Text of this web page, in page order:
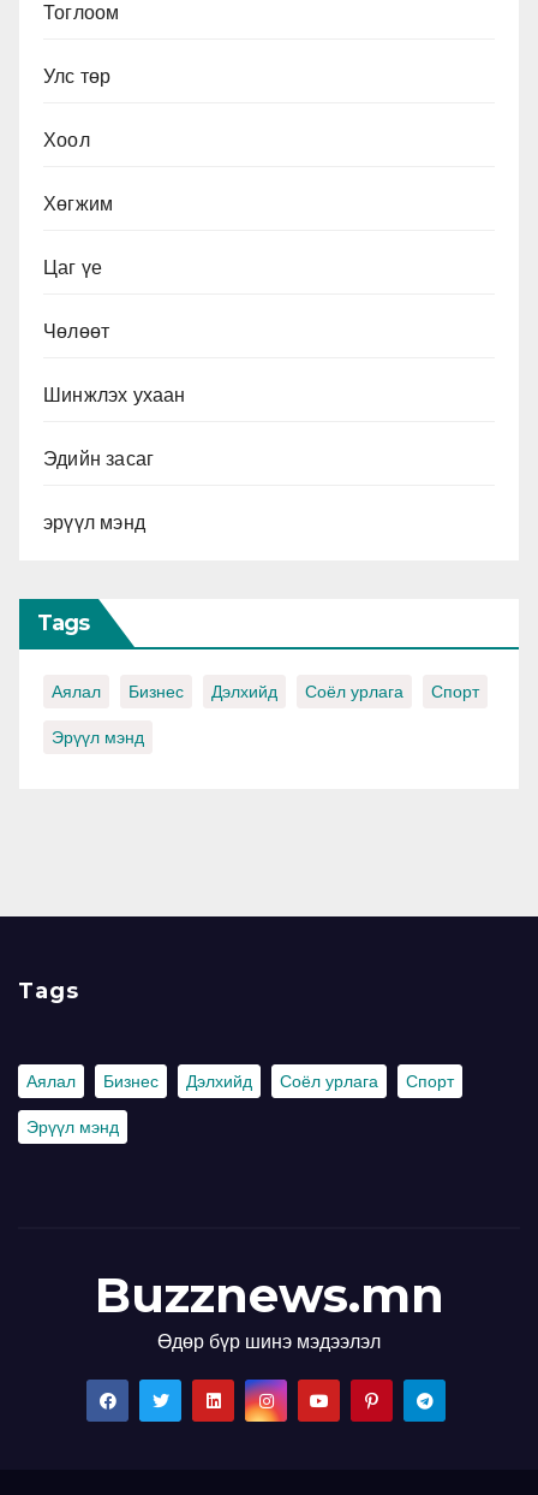
Тоглоом
Улс төр
Хоол
Хөгжим
Цаг үе
Чөлөөт
Шинжлэх ухаан
Эдийн засаг
эрүүл мэнд
Tags
Аялал Бизнес Дэлхийд Соёл урлага Спорт
Эрүүл мэнд
Tags
Аялал Бизнес Дэлхийд Соёл урлага Спорт
Эрүүл мэнд
Buzznews.mn
Өдөр бүр шинэ мэдээлэл